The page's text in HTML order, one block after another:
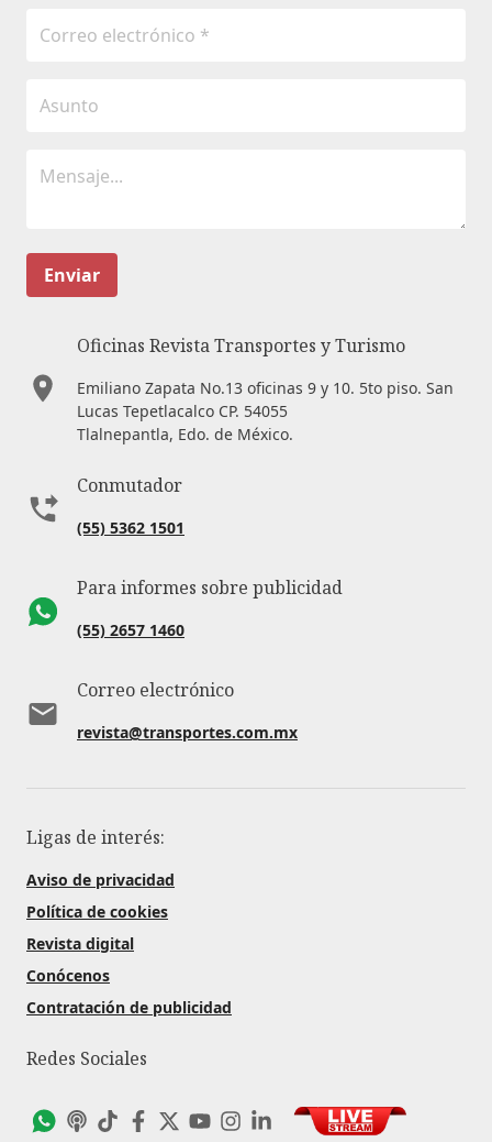
Enviar
Oficinas Revista Transportes y Turismo
Emiliano Zapata No.13 oficinas 9 y 10. 5to piso. San
Lucas Tepetlacalco CP. 54055
Tlalnepantla, Edo. de México.
Conmutador
(55) 5362 1501
Para informes sobre publicidad
(55) 2657 1460
Correo electrónico
revista@transportes.com.mx
Ligas de interés:
Aviso de privacidad
Política de cookies
Revista digital
Conócenos
Contratación de publicidad
Redes Sociales